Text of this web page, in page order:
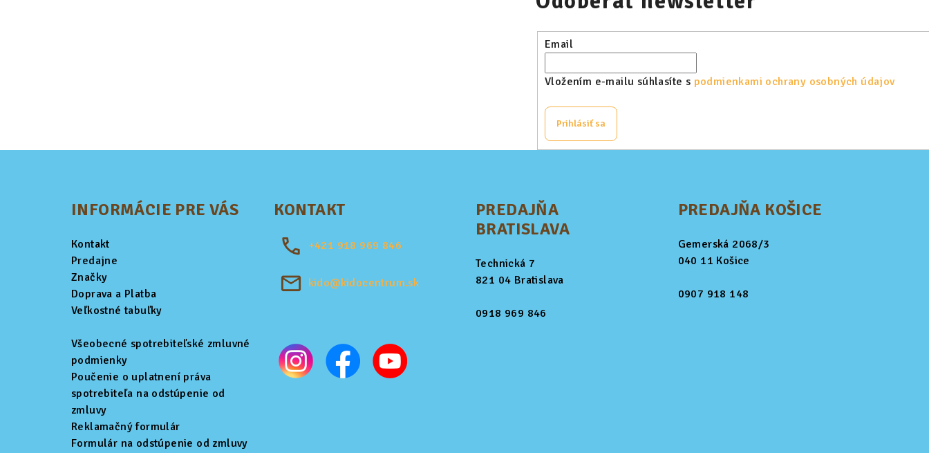
Email
Vložením e-mailu súhlasíte s podmienkami ochrany osobných údajov
Prihlásiť sa
INFORMÁCIE PRE VÁS
Kontakt
Predajne
Značky
Doprava a Platba
Veľkostné tabuľky
Všeobecné spotrebiteľské zmluvné
podmienky
Poučenie o uplatnení práva
spotrebiteľa na odstúpenie od
zmluvy
Reklamačný formulár
Formulár na odstúpenie od zmluvy
KONTAKT
+421 918 969 846
kido@kidocentrum.sk
PREDAJŇA
BRATISLAVA
Technická 7
821 04 Bratislava
0918 969 846
PREDAJŇA KOŠICE
Gemerská 2068/3
040 11 Košice
0907 918 148